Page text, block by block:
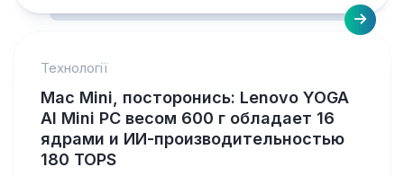
Технології
Mac Mini, посторонись: Lenovo YOGA
AI Mini PC весом 600 г обладает 16
ядрами и ИИ-производительностью
180 TOPS